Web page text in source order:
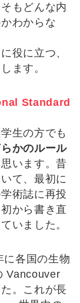
もどんな内
わからな
役に立つ、
ます。
Standard
生の方でも
かのルール
います。昔
て、最初に
術誌に再投
から書き直
いました。
に各国の生物
Vancouver
。これが長